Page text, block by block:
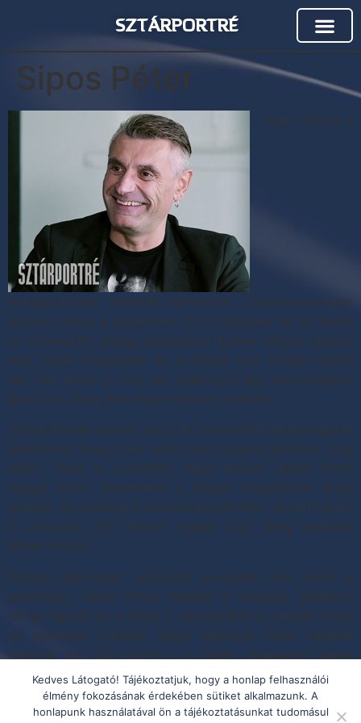
SZTÁRPORTRÉ
Sipos Péter
Sipos Pétert a
Sztárportréban bűneiről kérdeztük. „Gyerekkoromban
loptam csokit a közértben. Cd-t töltöttem le, és filmet
az internetről, pedig zenészként tudom milyen rosszul
esik, mikor odajönnek és a másolt cd-t íratják velünk
alá. Sőt olyan is volt, aki odahozott egy becsomagolt
üres cd-t, hogy erre fogja felvenni a lemezt.”
„Kiskoromban jártam úszni, és mindenféle betegségeket
találtam ki, hogy most ezért nem megyek edzésre, meg
azért. Olyat is csináltam, hogy amikor Apám kitett
reggel 6-kor, bementem a kapun, megvártam amíg
elmegy, és letipliztem a keresztanyámhoz, aki ott lakott
2 utcányira. Ott voltam reggel 8-ig, amíg iskolába
kellett menni.”
Frissen elkövetett bűnökről kevesebb szó esett a
műsorban. Sipos Péter beszélt a közelgő jubileumi
Mirigy ügyről, és a másik 2 zenekaráról is, melyek közül
az egyikben korábbi Edda tagokkal Edda dalokat
idéznek fel (Zártosztály), a másik zenekarral pedig
(Triász) 1 hónapos amerikai turné következik.
Megjelölténekes,humor, zene
Kedves Látogató! Tájékoztatjuk, hogy a honlap felhasználói
élmény fokozásának érdekében sütiket alkalmazunk. A
honlapunk használatával ön a tájékoztatásunkat tudomásul